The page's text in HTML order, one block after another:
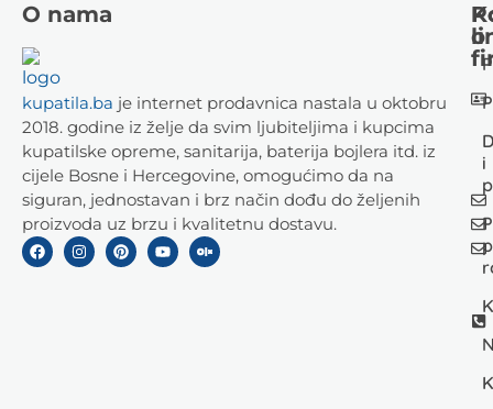
O nama
kupatila.ba je internet prodavnica nastala u oktobru
2018. godine iz želje da svim ljubiteljima i kupcima
kupatilske opreme, sanitarija, baterija bojlera itd. iz
cijele Bosne i Hercegovine, omogućimo da na
siguran, jednostavan i brz način dođu do željenih
proizvoda uz brzu i kvalitetnu dostavu.
i
o